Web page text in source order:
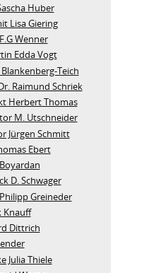
Huber
Lisa Giering
Wenner
Edda Vogt
Raimund Schriek
Herbert Thomas
M. Utschneider
Jürgen Schmitt
Ebert
D. Schwager
Greineder
Knauff
Dittrich
Julia Thiele